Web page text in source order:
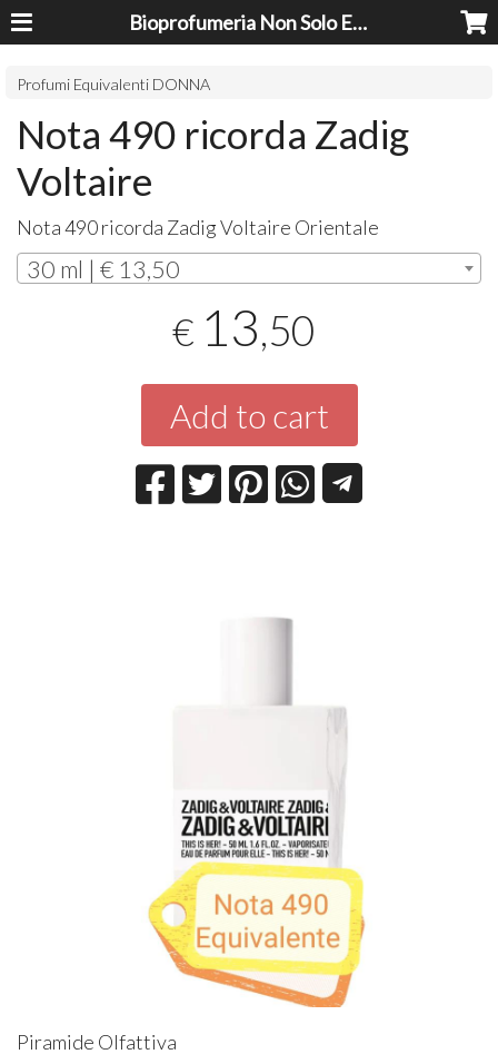
Bioprofumeria Non Solo Essenze
Profumi Equivalenti DONNA
Nota 490 ricorda Zadig
Voltaire
Nota 490 ricorda Zadig Voltaire Orientale
30 ml | € 13,50
€ 13,50
Add to cart
Piramide Olfattiva